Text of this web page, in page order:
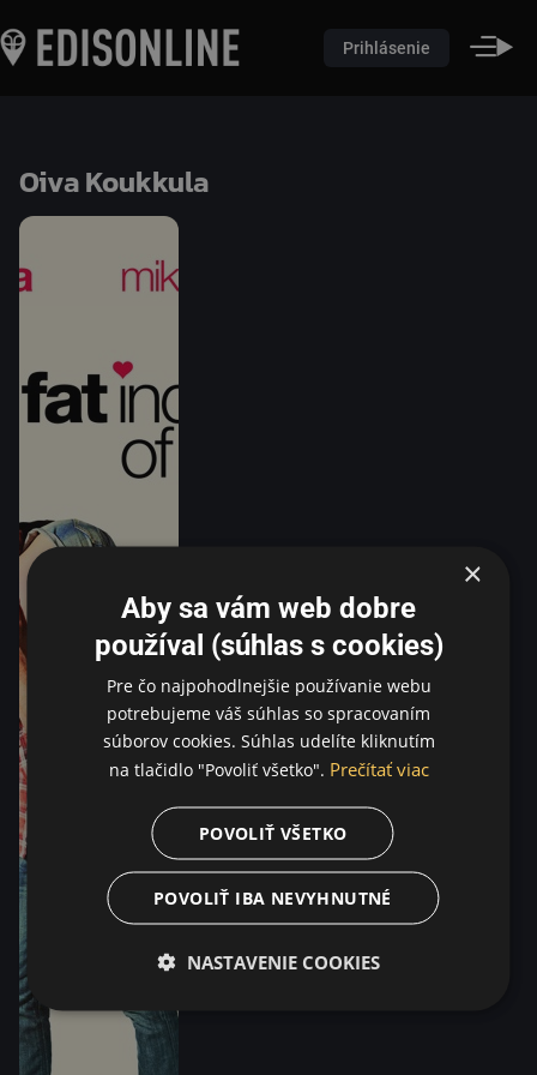
Prihlásenie
Oiva Koukkula
×
Aby sa vám web dobre
používal (súhlas s cookies)
Pre čo najpohodlnejšie používanie webu
potrebujeme váš súhlas so spracovaním
súborov cookies. Súhlas udelíte kliknutím
na tlačidlo "Povoliť všetko". Prečítať viac
POVOLIŤ VŠETKO
POVOLIŤ IBA NEVYHNUTNÉ
NASTAVENIE COOKIES